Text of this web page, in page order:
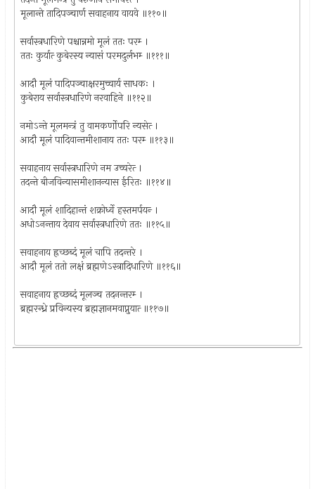
मूलान्ते तादिपञ्चार्ण सवाहनाय वायवे ॥११०॥
सर्वास्त्रधारिणे पश्चान्नमो मूलं ततः परम्‍ ।
ततः कुर्यात्‍ कुबेरस्य न्यासं परमदुर्लभम्‍ ॥१११॥
आदौ मूलं पादिपञ्चाक्षरमुच्चार्य साधकः ।
कुबेराय सर्वास्त्रधारिणे नरवाहिने ॥११२॥
नमोऽन्ते मूलमन्त्रं तु वामकर्णोपरि न्यसेत्‍ ।
आदौ मूलं पादिवान्तमीशानाय ततः परम्‍ ॥११३॥
सवाहनाय सर्वास्त्रधारिणे नम उच्चरेत्‍ ।
तदन्ते बीजविन्यासमीशानन्यास ईरितः ॥११४॥
आदौ मूलं शादिहान्तं शक्रोर्ध्वे हस्तमर्पयन्‍ ।
अधोऽनन्ताय देवाय सर्वास्त्रधारिणे ततः ॥११५॥
सवाहनाय ह्रच्छब्दं मूलं चापि तदन्तरे ।
आदौ मूलं ततो लक्षं ब्रह्मणेऽस्त्रादिधारिणे ॥११६॥
सवाहनाय ह्रच्छब्दं मूलञ्च तदनन्तरम्‍ ।
ब्रह्मरन्ध्रे प्रविन्यस्य ब्रह्मज्ञानमवाप्नुयात्‍ ॥११७॥